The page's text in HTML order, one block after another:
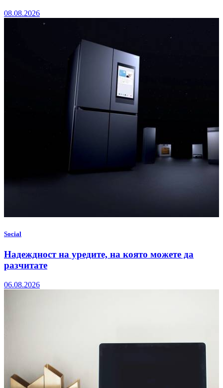
08.08.2026
Social
Надеждност на уредите, на която можете да
разчитате
06.08.2026